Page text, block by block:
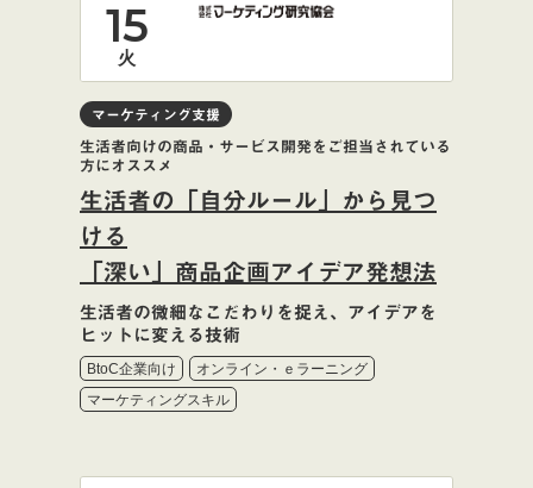
15
火
マーケティング支援
生活者向けの商品・サービス開発をご担当されている
方にオススメ
生活者の「自分ルール」から見つ
ける
「深い」商品企画アイデア発想法
生活者の微細なこだわりを捉え、アイデアを
ヒットに変える技術
BtoC企業向け
オンライン・ｅラーニング
マーケティングスキル